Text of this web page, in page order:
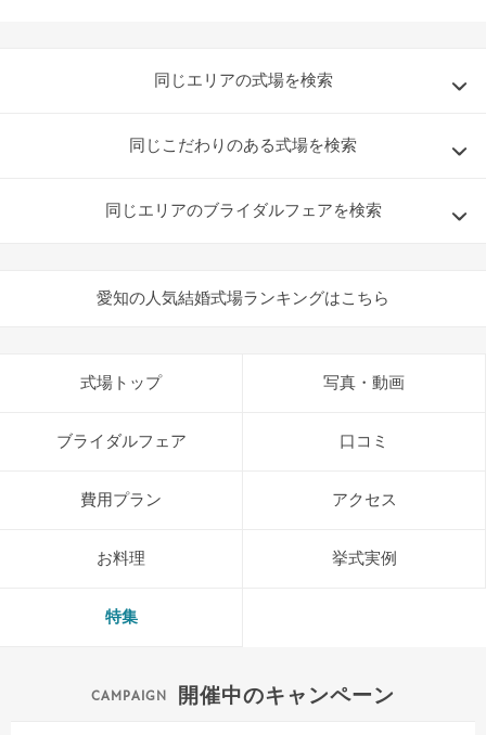
同じエリアの式場を検索
同じこだわりのある式場を検索
同じエリアのブライダルフェアを検索
愛知の人気結婚式場ランキングはこちら
式場トップ 写真・動画
ブライダルフェア 口コミ
費用プラン アクセス
お料理 挙式実例
特集
開催中のキャンペーン